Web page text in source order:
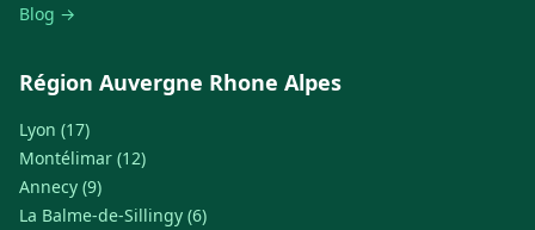
Blog →
Région Auvergne Rhone Alpes
Lyon (17)
Montélimar (12)
Annecy (9)
La Balme-de-Sillingy (6)